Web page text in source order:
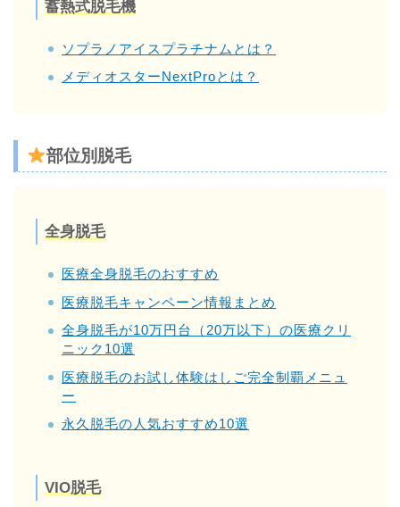
蓄熱式脱毛機
ソプラノアイスプラチナムとは？
メディオスターNextProとは？
部位別脱毛
全身脱毛
医療全身脱毛のおすすめ
医療脱毛キャンペーン情報まとめ
全身脱毛が10万円台（20万以下）の医療クリ
ニック10選
医療脱毛のお試し体験はしご完全制覇メニュ
ー
永久脱毛の人気おすすめ10選
VIO脱毛